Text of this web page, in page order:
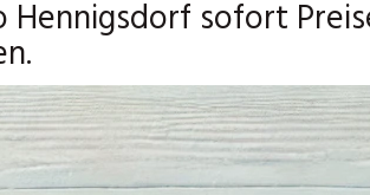
Hennigsdorf sofort